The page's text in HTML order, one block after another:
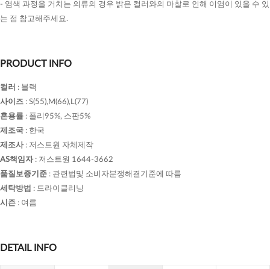
- 염색 과정을 거치는 의류의 경우 밝은 컬러와의 마찰로 인해 이염이 있을 수 있
는 점 참고해주세요.
PRODUCT INFO
컬러 : 블랙
사이즈 : S(55),M(66),L(77)
혼용률 : 폴리95%, 스판5%
제조국 : 한국
제조사: 저스트원 자체제작
AS책임자: 저스트원 1644-3662
품질보증기준 : 관련법및 소비자분쟁해결기준에 따름
세탁방법 : 드라이클리닝
시즌 : 여름
DETAIL INFO